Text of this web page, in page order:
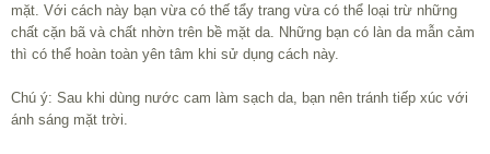
mặt. Với cách này bạn vừa có thế tẩy trang vừa có thể loại trừ những
chất cặn bã và chất nhờn trên bề mặt da. Những bạn có làn da mẫn cảm
thì có thể hoàn toàn yên tâm khi sử dụng cách này.
Chú ý: Sau khi dùng nước cam làm sạch da, bạn nên tránh tiếp xúc với
ánh sáng mặt trời.